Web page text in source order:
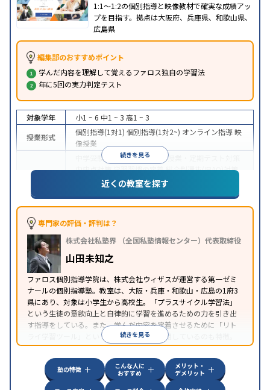
1:1〜1:2の個別指導と映像教材で確実な成績アッ
プを目指す。拠点は大阪府、兵庫県、和歌山県、
広島県
編集部のおすすめポイント
学んだ内容を理解して覚えるファロス独自の学習法
年に5回の実力判定テスト
続きを見る
対象学年 小1 ~ 6 中1 ~ 3 高1 ~ 3
授業形式
個別指導(1対1) 個別指導(1対2~) オンライン指導映
像授業
中学受験 高校受験大学受験
授業・定期テスト対策
内申点対策学習習慣の定着総合型選抜(旧AO)対策
推薦入試対策 学校別特化対策
特徴
中高一貫校生に対応
応
学習にPC・タブレットを利用
科目から受講可能 季節講習のみの受講可自習室あ
り
近くの教室を探す
専門家の評価・評判は？
株式会社私塾界 （全国私塾情報センター）代表取締役
山田未知之
ファロス個別指導学院は、株式会社ウィザスが運営する第一ゼミ
ナールの個別指導塾。教室は、大阪・兵庫・和歌山・広島の1府3
県にあり、対象は小学生から高校生。「プラスサイクル学習法」
という生徒の意欲向上と自律的に学習を進めるための力を引き出
す指導をしている。また、学んだ内容を定着させるために「リト
ライ学習ツール」という独自のツールを活用しているのも特徴。
続きを見る
塾の特徴
こんな人に
おすすめ
メリット・
デメリット